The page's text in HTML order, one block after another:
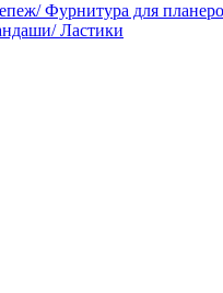
Фурнитура для
Ластики